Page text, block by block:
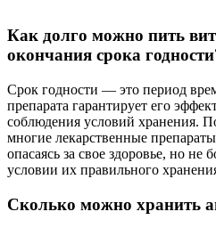
Как долго можно пить
окончания срока
Срок годности — это период
препарата гарантирует его
соблюдения условий хранения.
многие лекарственные
опасаясь за свое здоровье, но не
условии их правильного
Сколько можно хранить